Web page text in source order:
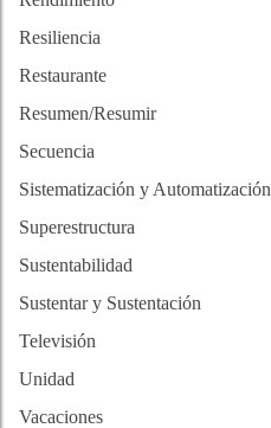
Resiliencia
Restaurante
Resumen/Resumir
Secuencia
Sistematización y Automatización
Superestructura
Sustentabilidad
Sustentar y Sustentación
Televisión
Unidad
Vacaciones